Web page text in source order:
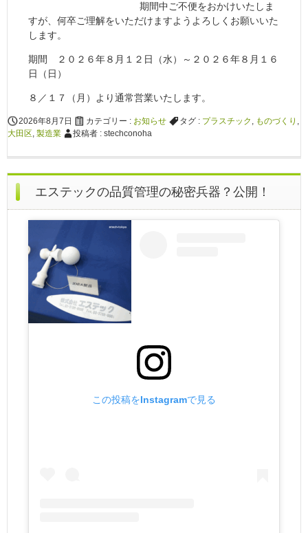
期間中ご不便をおかけいたしま
すが、何卒ご理解をいただけますようよろしくお願いいた
します。
期間 ２０２６年８月１２日（水）～２０２６年８月１６
日（日）
８／１７（月）より通常営業いたします。
2026年8月7日 カテゴリー : お知らせ タグ : プラスチック , ものづくり ,
大田区, 製造業 投稿者 : stechconoha
エステックの品質管理の秘密兵器？公開！
この投稿をInstagramで見る